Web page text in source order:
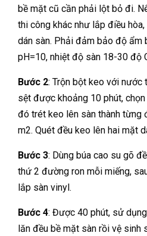
bề mặt cũ cần phải lột bỏ đi.
thi công khác như lắp điều
dán sàn. Phải đảm bảo độ ẩm
pH=10, nhiệt độ sàn 18-30 độ
Bước 2: Trộn bột keo với nước
sệt được khoảng 10 phút,
đó trét keo lên sàn thành từng
m2. Quét đều keo lên hai mặt
Bước 3: Dùng búa cao su gõ
thứ 2 đường ron mỗi miếng,
lắp sàn vinyl.
Bước 4: Được 40 phút, sử
lăn đều bề mặt sàn rồi vệ sinh